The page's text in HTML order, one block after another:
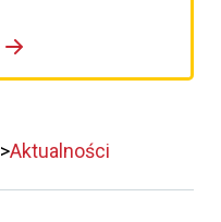
Przejdź do następnego
Aktualności